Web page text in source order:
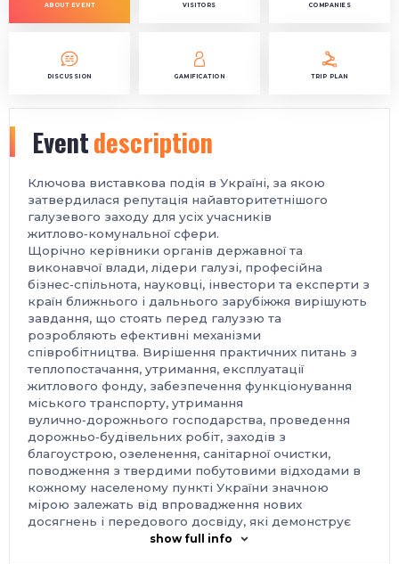
ABOUT EVENT VISITORS COMPANIES
DISCUSSION GAMIFICATION TRIP PLAN
Eventdescription
Ключова виставкова подія в Україні, за якою
затвердилася репутація найавторитетнішого
галузевого заходу для усіх учасників
житлово‑комунальної сфери.
Щорічно керівники органів державної та
виконавчої влади, лідери галузі, професійна
бізнес‑спільнота, науковці, інвестори та експерти з
країн ближнього і дальнього зарубіжжя вирішують
завдання, що стоять перед галуззю та
розробляють ефективні механізми
співробітництва. Вирішення практичних питань з
теплопостачання, утримання, експлуатації
житлового фонду, забезпечення функціонування
міського транспорту, утримання
вулично‑дорожнього господарства, проведення
дорожньо‑будівельних робіт, заходів з
благоустрою, озеленення, санітарної очистки,
поводження з твердими побутовими відходами в
кожному населеному пункті України значною
мірою залежать від впровадження нових
досягнень і передового досвіду, які демонструє
експозиція виставки.show full info